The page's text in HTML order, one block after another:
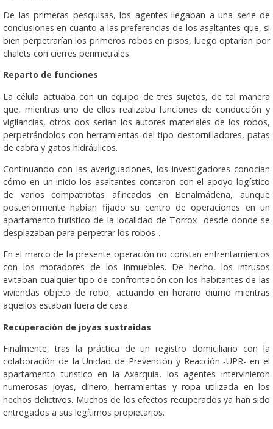
De las primeras pesquisas, los agentes llegaban a una serie de
conclusiones en cuanto a las preferencias de los asaltantes que, si
bien perpetrarían los primeros robos en pisos, luego optarían por
chalets con cierres perimetrales.
Reparto de funciones
La célula actuaba con un equipo de tres sujetos, de tal manera
que, mientras uno de ellos realizaba funciones de conducción y
vigilancias, otros dos serían los autores materiales de los robos,
perpetrándolos con herramientas del tipo destornilladores, patas
de cabra y gatos hidráulicos.
Continuando con las averiguaciones, los investigadores conocían
cómo en un inicio los asaltantes contaron con el apoyo logístico
de varios compatriotas afincados en Benalmádena, aunque
posteriormente habían fijado su centro de operaciones en un
apartamento turístico de la localidad de Torrox -desde donde se
desplazaban para perpetrar los robos-.
En el marco de la presente operación no constan enfrentamientos
con los moradores de los inmuebles. De hecho, los intrusos
evitaban cualquier tipo de confrontación con los habitantes de las
viviendas objeto de robo, actuando en horario diurno mientras
aquellos estaban fuera de casa.
Recuperación de joyas sustraídas
Finalmente, tras la práctica de un registro domiciliario con la
colaboración de la Unidad de Prevención y Reacción -UPR- en el
apartamento turístico en la Axarquía, los agentes intervinieron
numerosas joyas, dinero, herramientas y ropa utilizada en los
hechos delictivos. Muchos de los efectos recuperados ya han sido
entregados a sus legítimos propietarios.